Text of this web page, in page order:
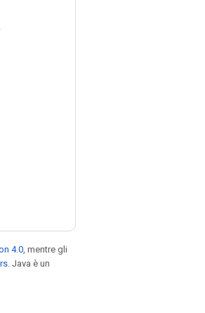
4.0 , mentre gli
. Java è un